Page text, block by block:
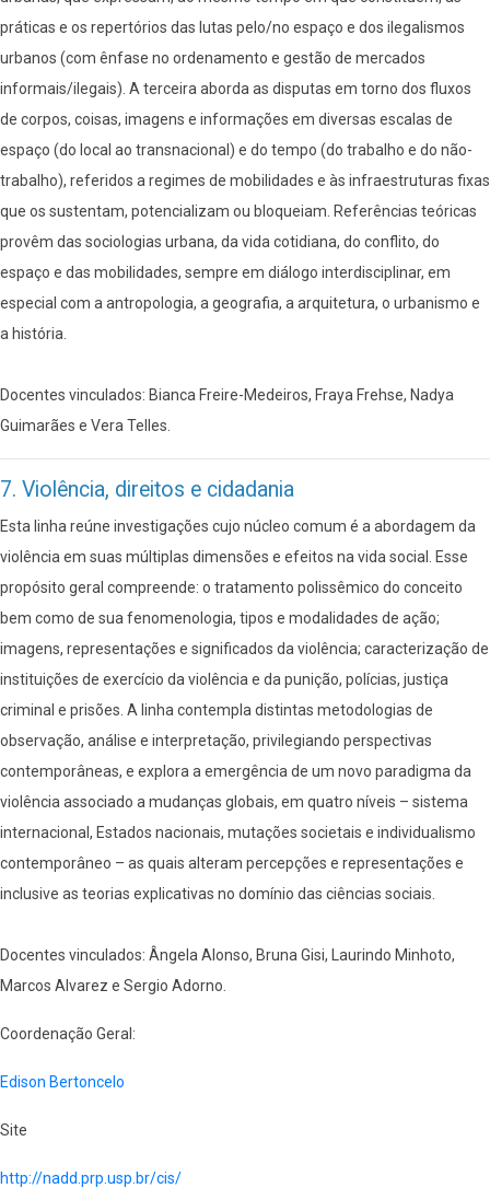
práticas e os repertórios das lutas pelo/no espaço e dos ilegalismos
urbanos (com ênfase no ordenamento e gestão de mercados
informais/ilegais). A terceira aborda as disputas em torno dos fluxos
de corpos, coisas, imagens e informações em diversas escalas de
espaço (do local ao transnacional) e do tempo (do trabalho e do não-
trabalho), referidos a regimes de mobilidades e às infraestruturas fixas
que os sustentam, potencializam ou bloqueiam. Referências teóricas
provêm das sociologias urbana, da vida cotidiana, do conflito, do
espaço e das mobilidades, sempre em diálogo interdisciplinar, em
especial com a antropologia, a geografia, a arquitetura, o urbanismo e
a história.
Docentes vinculados: Bianca Freire-Medeiros, Fraya Frehse, Nadya
Guimarães e Vera Telles.
7. Violência, direitos e cidadania
Esta linha reúne investigações cujo núcleo comum é a abordagem da
violência em suas múltiplas dimensões e efeitos na vida social. Esse
propósito geral compreende: o tratamento polissêmico do conceito
bem como de sua fenomenologia, tipos e modalidades de ação;
imagens, representações e significados da violência; caracterização de
instituições de exercício da violência e da punição, polícias, justiça
criminal e prisões. A linha contempla distintas metodologias de
observação, análise e interpretação, privilegiando perspectivas
contemporâneas, e explora a emergência de um novo paradigma da
violência associado a mudanças globais, em quatro níveis – sistema
internacional, Estados nacionais, mutações societais e individualismo
contemporâneo – as quais alteram percepções e representações e
inclusive as teorias explicativas no domínio das ciências sociais.
Docentes vinculados: Ângela Alonso, Bruna Gisi, Laurindo Minhoto,
Marcos Alvarez e Sergio Adorno.
Coordenação Geral:
Edison Bertoncelo
Site
http://nadd.prp.usp.br/cis/